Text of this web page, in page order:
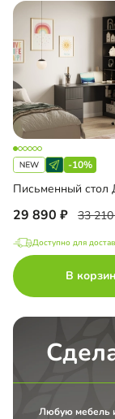
-10%
29 890 33
Доступно для
В
Любую мебель